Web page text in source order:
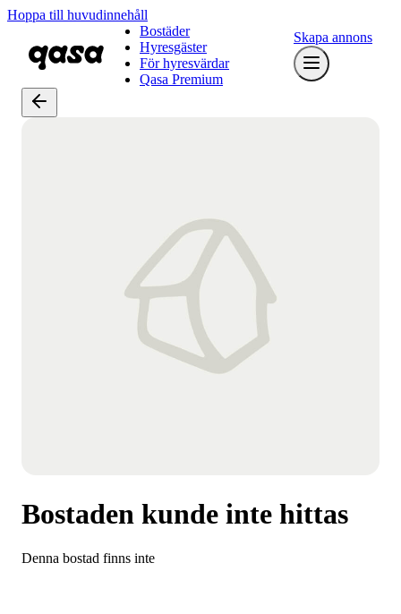
Hoppa till huvudinnehåll
Bostäder
Hyresgäster
För hyresvärdar
Qasa Premium
Skapa annons
Bostaden kunde inte hittas
Denna bostad finns inte